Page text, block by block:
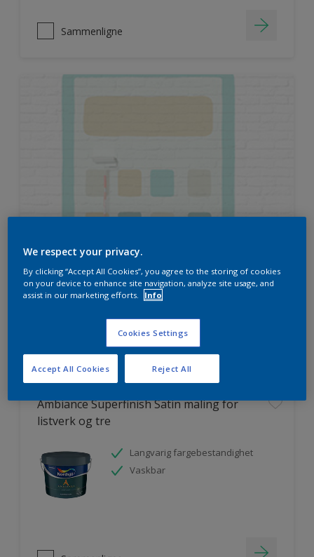
Sammenligne
HVOR MYE MALING TRENGER DU?
Prøv produktkalkulatoren
Ambiance Superfinish Satin maling for
listverk og tre
Langvarig fargebestandighet
Vaskbar
We respect your privacy.
By clicking “Accept All Cookies”, you agree to the storing of cookies
on your device to enhance site navigation, analyze site usage, and
assist in our marketing efforts.
Info
Cookies Settings
Reject All
Accept All Cookies